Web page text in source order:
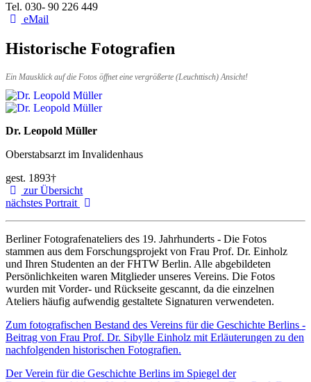
Tel. 030- 90 226 449
eMail
Historische Fotografien
Ein Mausklick auf die Fotos öffnet eine vergrößerte (Leuchttisch) Ansicht!
Dr. Leopold Müller
Oberstabsarzt im Invalidenhaus
gest. 1893†
zur Übersicht
nächstes Portrait
Berliner Fotografenateliers des 19. Jahrhunderts - Die Fotos
stammen aus dem Forschungsprojekt von Frau Prof. Dr. Einholz
und Ihren Studenten an der FHTW Berlin. Alle abgebildeten
Persönlichkeiten waren Mitglieder unseres Vereins. Die Fotos
wurden mit Vorder- und Rückseite gescannt, da die einzelnen
Ateliers häufig aufwendig gestaltete Signaturen verwendeten.
Zum fotografischen Bestand des Vereins für die Geschichte Berlins -
Beitrag von Frau Prof. Dr. Sibylle Einholz mit Erläuterungen zu den
nachfolgenden historischen Fotografien.
Der Verein für die Geschichte Berlins im Spiegel der